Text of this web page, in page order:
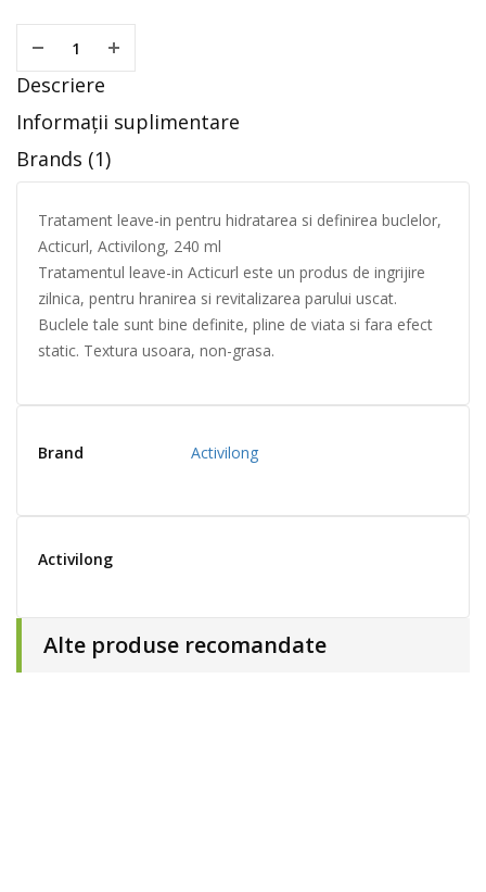
Descriere
Informații suplimentare
Brands (1)
Tratament leave-in pentru hidratarea si definirea buclelor,
Acticurl, Activilong, 240 ml
Tratamentul leave-in Acticurl este un produs de ingrijire
zilnica, pentru hranirea si revitalizarea parului uscat.
Buclele tale sunt bine definite, pline de viata si fara efect
static. Textura usoara, non-grasa.
Brand Activilong
Activilong
Alte produse recomandate